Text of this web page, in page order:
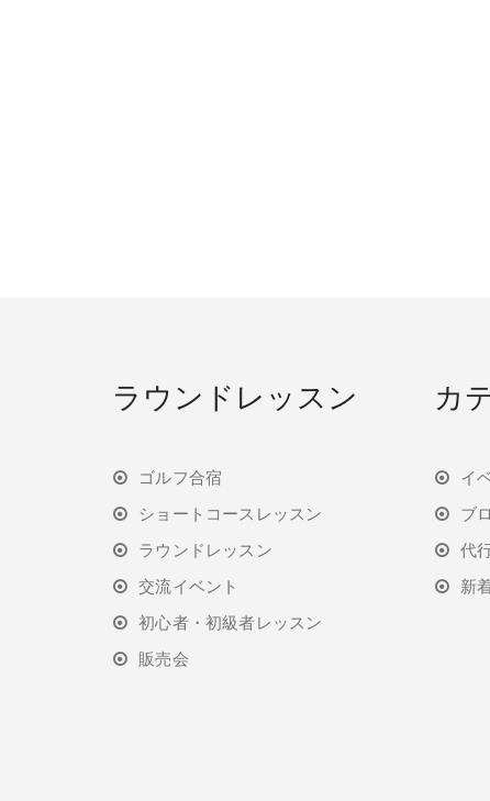
ラウンドレッスン
ゴルフ合宿
ショートコースレッスン
ラウンドレッスン
交流イベント
初心者・初級者レッスン
販売会
カ
イ
ブ
代
新